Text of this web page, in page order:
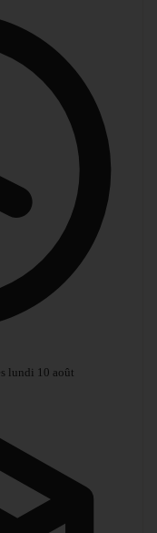
lundi 10 août